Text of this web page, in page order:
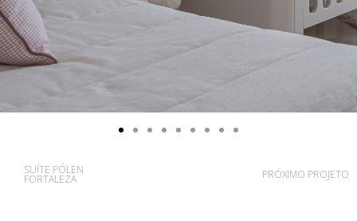
SUÍTE PÓLEN
FORTALEZA PRÓXIMO PROJETO